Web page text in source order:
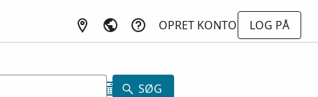
OPRET KONTO
LOG PÅ
SØG